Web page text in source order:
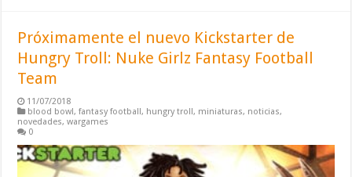
Próximamente el nuevo Kickstarter de
Hungry Troll: Nuke Girlz Fantasy Football
Team
11/07/2018
blood bowl,fantasy football, hungry troll, miniaturas, noticias,
novedades,wargames
0